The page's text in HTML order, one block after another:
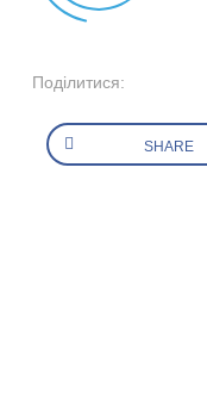
Поділитися:
SHARE